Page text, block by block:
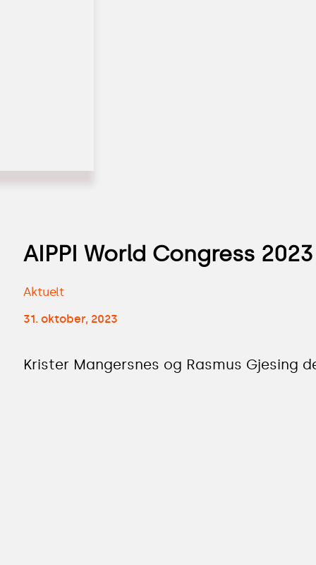
AIPPI World Congress 2023
Aktuelt
31. oktober, 2023
Krister Mangersnes og Rasmus Gjesing